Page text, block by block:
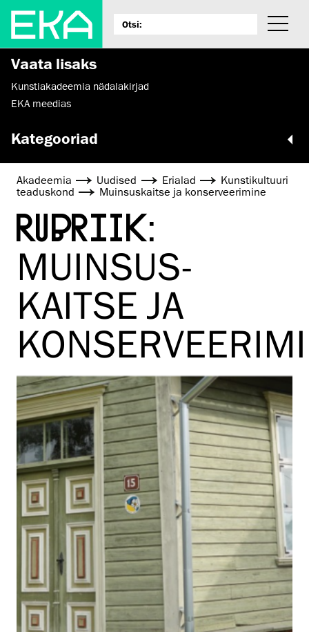
Vaata lisaks
Kunstiakadeemia nädalakirjad
EKA meedias
Kategooriad
Akadeemia Uudised Erialad
Kunsti­kultuuri
teaduskond
Muinsus­kaitse ja konserveerimine
RUBRIIK:
MUINSUS­
KAITSE JA